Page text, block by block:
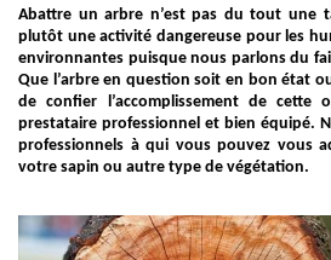
Abattre un arbre n’est pas du tout une
plutôt une activité dangereuse pour les
environnantes puisque nous parlons du
Que l’arbre en question soit en bon état
de confier l’accomplissement de cette
prestataire professionnel et bien équipé.
professionnels à qui vous pouvez vous
votre sapin ou autre type de végétation.